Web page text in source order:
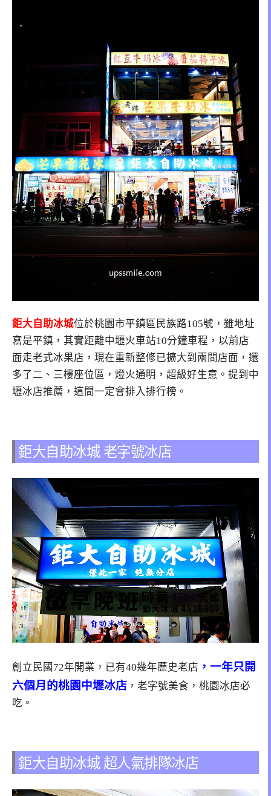
鉅大自助冰城位於桃園市平鎮區民族路105號，雖地址
寫是平鎮，其實距離中壢火車站10分鐘車程，以前店
面走老式冰果店，現在重新整修已擴大到兩間店面，還
多了二、三樓座位區，燈火通明，超級好生意。提到中
壢冰店推薦，這間一定會排入排行榜。
鉅大自助冰城 老字號冰店
創立民國72年開業，已有40幾年歷史老店 ，一年只開
六個月的桃園中壢冰店 ，老字號美食，桃園冰店必
吃。
鉅大自助冰城 超人氣排隊冰店